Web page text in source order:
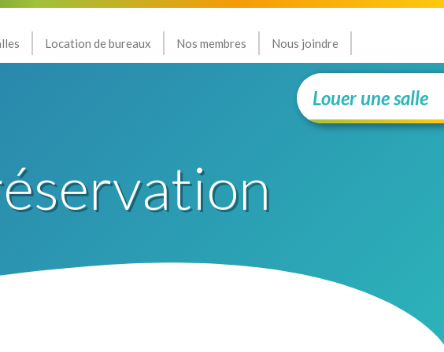
Location de bureaux Nos membres Nous joindre
Louer une salle